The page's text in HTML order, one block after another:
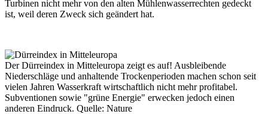
Turbinen nicht mehr von den alten Mühlenwasserrechten gedeckt
ist, weil deren Zweck sich geändert hat.
Der Dürreindex in Mitteleuropa zeigt es auf! Ausbleibende
Niederschläge und anhaltende Trockenperioden machen schon seit
vielen Jahren Wasserkraft wirtschaftlich nicht mehr profitabel.
Subventionen sowie "grüne Energie" erwecken jedoch einen
anderen Eindruck. Quelle: Nature